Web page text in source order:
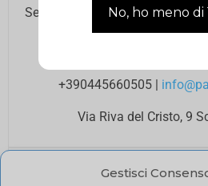
Gestisci
Se hai bisogno di assistenza
Clienti agli orari
+390445660505 |
Via Riva del Cristo, 9
I tuoi pagamenti online sono